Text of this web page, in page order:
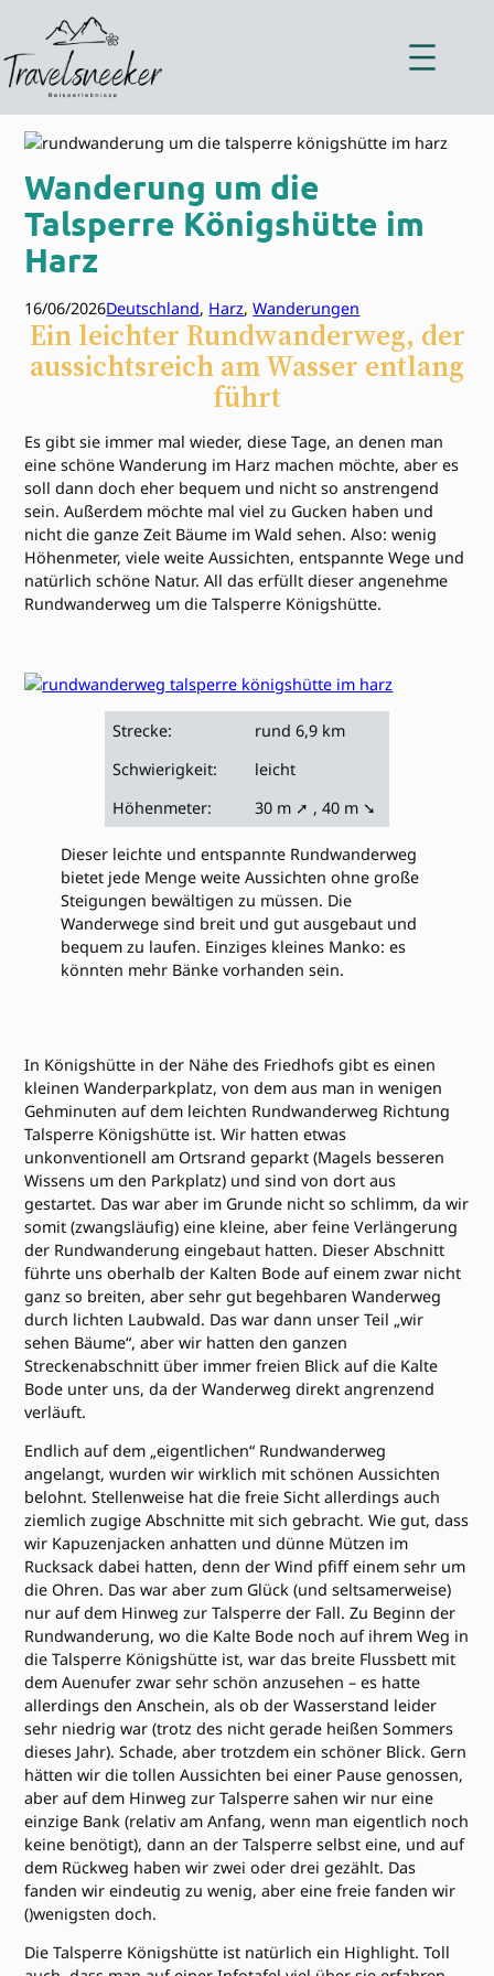
springen
Wanderung um die
Talsperre Königshütte im
Harz
16/06/2026Deutschland, Harz, Wanderungen
Ein leichter Rundwanderweg, der
aussichtsreich am Wasser entlang
führt
Es gibt sie immer mal wieder, diese Tage, an denen man
eine schöne Wanderung im Harz machen möchte, aber es
soll dann doch eher bequem und nicht so anstrengend
sein. Außerdem möchte mal viel zu Gucken haben und
nicht die ganze Zeit Bäume im Wald sehen. Also: wenig
Höhenmeter, viele weite Aussichten, entspannte Wege und
natürlich schöne Natur. All das erfüllt dieser angenehme
Rundwanderweg um die Talsperre Königshütte.
Strecke:
rund 6,9 km
Schwierigkeit:
leicht
Höhenmeter:
30 m ➚ , 40 m ➘
Dieser leichte und entspannte Rundwanderweg
bietet jede Menge weite Aussichten ohne große
Steigungen bewältigen zu müssen. Die
Wanderwege sind breit und gut ausgebaut und
bequem zu laufen. Einziges kleines Manko: es
könnten mehr Bänke vorhanden sein.
In Königshütte in der Nähe des Friedhofs gibt es einen
kleinen Wanderparkplatz, von dem aus man in wenigen
Gehminuten auf dem leichten Rundwanderweg Richtung
Talsperre Königshütte ist. Wir hatten etwas
unkonventionell am Ortsrand geparkt (Magels besseren
Wissens um den Parkplatz) und sind von dort aus
gestartet. Das war aber im Grunde nicht so schlimm, da wir
somit (zwangsläufig) eine kleine, aber feine Verlängerung
der Rundwanderung eingebaut hatten. Dieser Abschnitt
führte uns oberhalb der Kalten Bode auf einem zwar nicht
ganz so breiten, aber sehr gut begehbaren Wanderweg
durch lichten Laubwald. Das war dann unser Teil „wir
sehen Bäume“, aber wir hatten den ganzen
Streckenabschnitt über immer freien Blick auf die Kalte
Bode unter uns, da der Wanderweg direkt angrenzend
verläuft.
Endlich auf dem „eigentlichen“ Rundwanderweg
angelangt, wurden wir wirklich mit schönen Aussichten
belohnt. Stellenweise hat die freie Sicht allerdings auch
ziemlich zugige Abschnitte mit sich gebracht. Wie gut, dass
wir Kapuzenjacken anhatten und dünne Mützen im
Rucksack dabei hatten, denn der Wind pfiff einem sehr um
die Ohren. Das war aber zum Glück (und seltsamerweise)
nur auf dem Hinweg zur Talsperre der Fall. Zu Beginn der
Rundwanderung, wo die Kalte Bode noch auf ihrem Weg in
die Talsperre Königshütte ist, war das breite Flussbett mit
dem Auenufer zwar sehr schön anzusehen – es hatte
allerdings den Anschein, als ob der Wasserstand leider
sehr niedrig war (trotz des nicht gerade heißen Sommers
dieses Jahr). Schade, aber trotzdem ein schöner Blick. Gern
hätten wir die tollen Aussichten bei einer Pause genossen,
aber auf dem Hinweg zur Talsperre sahen wir nur eine
einzige Bank (relativ am Anfang, wenn man eigentlich noch
keine benötigt), dann an der Talsperre selbst eine, und auf
dem Rückweg haben wir zwei oder drei gezählt. Das
fanden wir eindeutig zu wenig, aber eine freie fanden wir
()wenigsten doch.
Die Talsperre Königshütte ist natürlich ein Highlight. Toll